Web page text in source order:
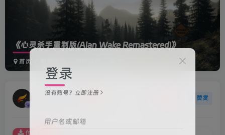
《心灵杀手重制版(Alan Wake Remastered)》
首页
火种游戏 赞赏
付费资源
登录
没有账号？立即注册
用户名或邮箱